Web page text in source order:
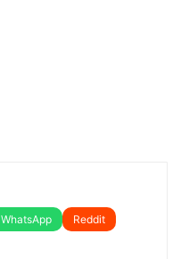
WhatsApp
Reddit